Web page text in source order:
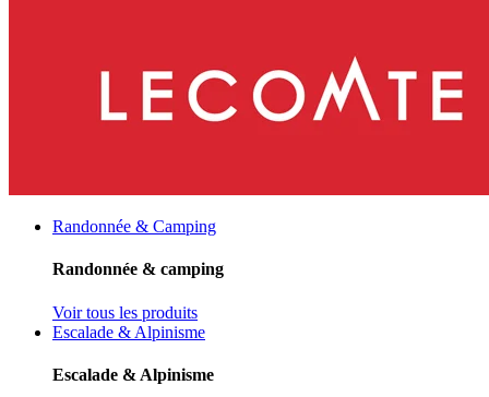
Randonnée & Camping
Randonnée & camping
Voir tous les produits
Escalade & Alpinisme
Escalade & Alpinisme